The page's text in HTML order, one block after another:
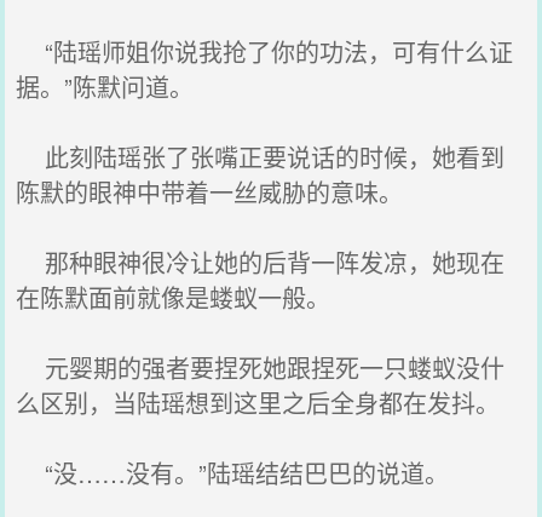
“陆瑶师姐你说我抢了你的功法，可有什么证
据。”陈默问道。
此刻陆瑶张了张嘴正要说话的时候，她看到
陈默的眼神中带着一丝威胁的意味。
那种眼神很冷让她的后背一阵发凉，她现在
在陈默面前就像是蝼蚁一般。
元婴期的强者要捏死她跟捏死一只蝼蚁没什
么区别，当陆瑶想到这里之后全身都在发抖。
“没……没有。”陆瑶结结巴巴的说道。